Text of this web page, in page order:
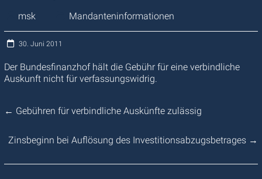
msk Mandanteninformationen
30. Juni 2011
Der Bundesfinanzhof hält die Gebühr für eine verbindliche
Auskunft nicht für verfassungswidrig.
← Gebühren für verbindliche Auskünfte zulässig
Zinsbeginn bei Auflösung des Investitionsabzugsbetrages →